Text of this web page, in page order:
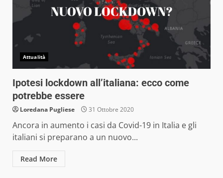
Attualità
Ipotesi lockdown all’italiana: ecco come
potrebbe essere
Loredana Pugliese 31 Ottobre 2020
Ancora in aumento i casi da Covid-19 in Italia e gli
italiani si preparano a un nuovo...
Read More